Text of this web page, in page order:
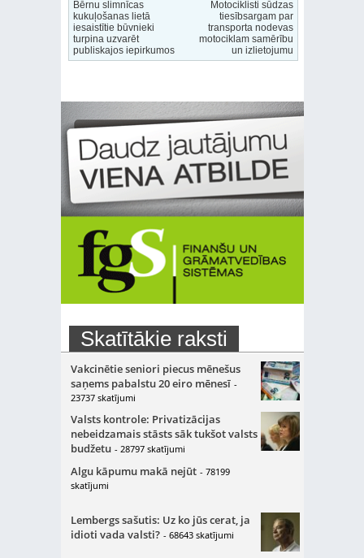
Bērnu slimnīcas
kukuļošanas lietā
iesaistītie būvnieki
turpina uzvarēt
publiskajos iepirkumos
Motociklisti sūdzas
tiesībsargam par
transporta nodevas
motociklam samērību
un izlietojumu
Skatītākie raksti
Vakcinētie seniori piecus mēnešus
saņems pabalstu 20 eiro mēnesī -
23737 skatījumi
Valsts kontrole: Privatizācijas
nebeidzamais stāsts sāk tukšot valsts
budžetu - 28797 skatījumi
Algu kāpumu makā nejūt - 78199
skatījumi
Lembergs sašutis: Uz ko jūs cerat, ja
idioti vada valsti? - 68643 skatījumi